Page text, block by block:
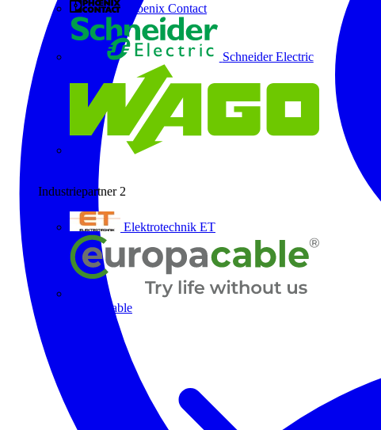
Phoenix Contact
Schneider Electric
Industriepartner 2
Elektrotechnik ET
Europacable